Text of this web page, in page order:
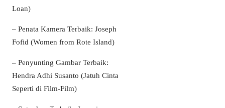
Loan)
– Penata Kamera Terbaik: Joseph
Fofid (Women from Rote Island)
– Penyunting Gambar Terbaik:
Hendra Adhi Susanto (Jatuh Cinta
Seperti di Film-Film)